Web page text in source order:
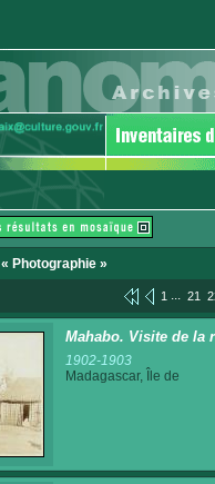
« Photographie »
1 ... 21
Mahabo. Visite de la
1902-1903
Madagascar, Île de